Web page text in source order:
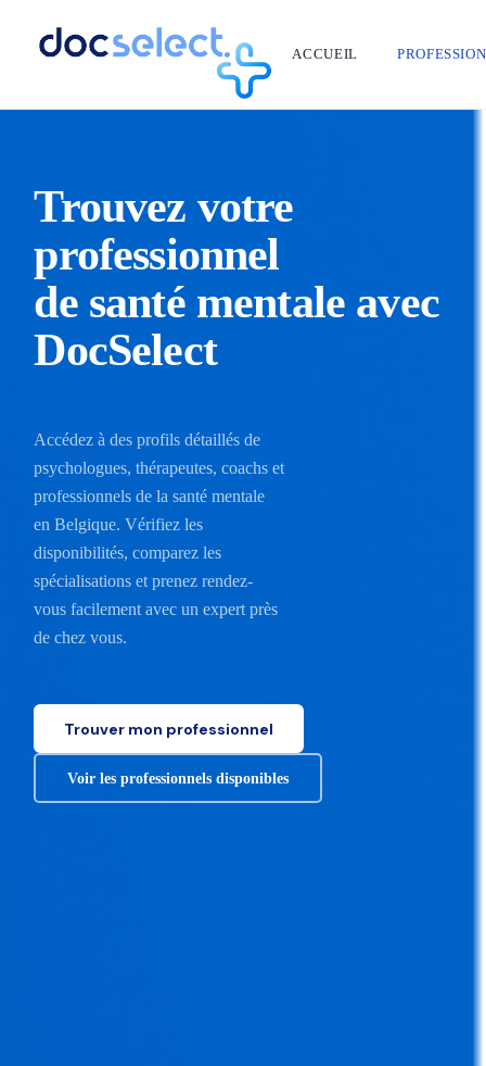
ACCUEIL
Trouvez votre
professionnel
de santé mentale avec
DocSelect
Accédez à des profils détaillés de
psychologues, thérapeutes, coachs et
professionnels de la santé mentale
en Belgique. Vérifiez les
disponibilités, comparez les
spécialisations et prenez rendez-
vous facilement avec un expert près
de chez vous.
Trouver mon professionnel
Voir les professionnels disponibles